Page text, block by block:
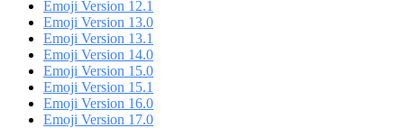
Emoji Version 12.1
Emoji Version 13.0
Emoji Version 13.1
Emoji Version 14.0
Emoji Version 15.0
Emoji Version 15.1
Emoji Version 16.0
Emoji Version 17.0